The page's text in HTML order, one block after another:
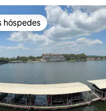
preferidos dos hóspedes
hóspedes